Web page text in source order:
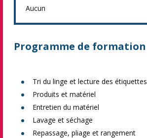
Aucun
Programme de formation
Tri du linge et lecture des étiquettes
Produits et matériel
Entretien du matériel
Lavage et séchage
Repassage, pliage et rangement